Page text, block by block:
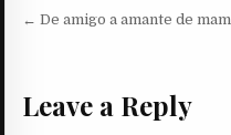
Post
← De amigo a amante de
Leave a Reply